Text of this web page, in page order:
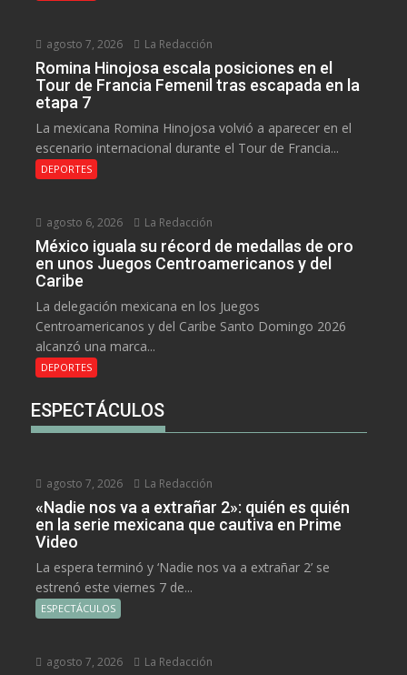
agosto 7, 2026 La Redacción
Romina Hinojosa escala posiciones en el
Tour de Francia Femenil tras escapada en la
etapa 7
La mexicana Romina Hinojosa volvió a aparecer en el
escenario internacional durante el Tour de Francia...
DEPORTES
agosto 6, 2026 La Redacción
México iguala su récord de medallas de oro
en unos Juegos Centroamericanos y del
Caribe
La delegación mexicana en los Juegos
Centroamericanos y del Caribe Santo Domingo 2026
alcanzó una marca...
DEPORTES
ESPECTÁCULOS
agosto 7, 2026 La Redacción
«Nadie nos va a extrañar 2»: quién es quién
en la serie mexicana que cautiva en Prime
Video
La espera terminó y ‘Nadie nos va a extrañar 2’ se
estrenó este viernes 7 de...
ESPECTÁCULOS
agosto 7, 2026 La Redacción